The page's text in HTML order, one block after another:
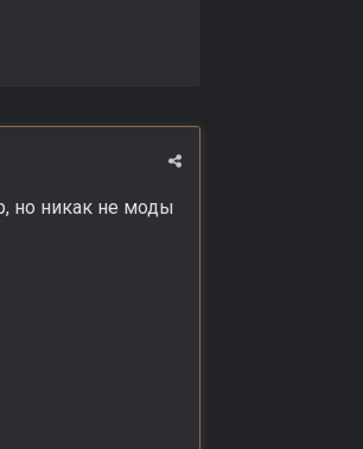
но никак не моды